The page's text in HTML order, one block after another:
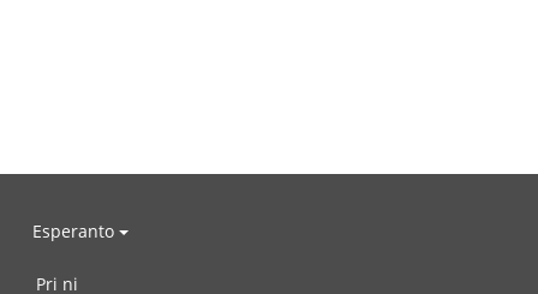
Esperanto
Pri ni